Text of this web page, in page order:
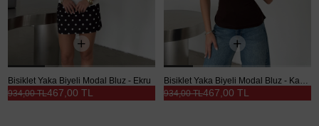
Bisiklet Yaka Biyeli Modal Bluz - Ekru
467,00 TL
934,00 TL
Bisiklet Yaka Biyeli Modal Bluz - Kahve
467,00 TL
934,00 TL